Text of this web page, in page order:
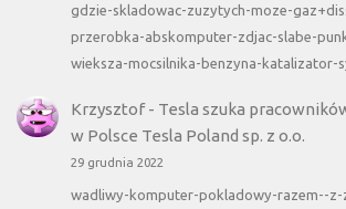
gdzie-skladowac-zuzytych-moze-
przerobka-abskomputer-zdjac-slabe-
wieksza-mocsilnika-benzyna-katalizator-
Krzysztof- Tesla szuka
w Polsce Tesla Poland sp. z o.o.
29 grudnia 2022
wadliwy-komputer-pokladowy-razem--z-